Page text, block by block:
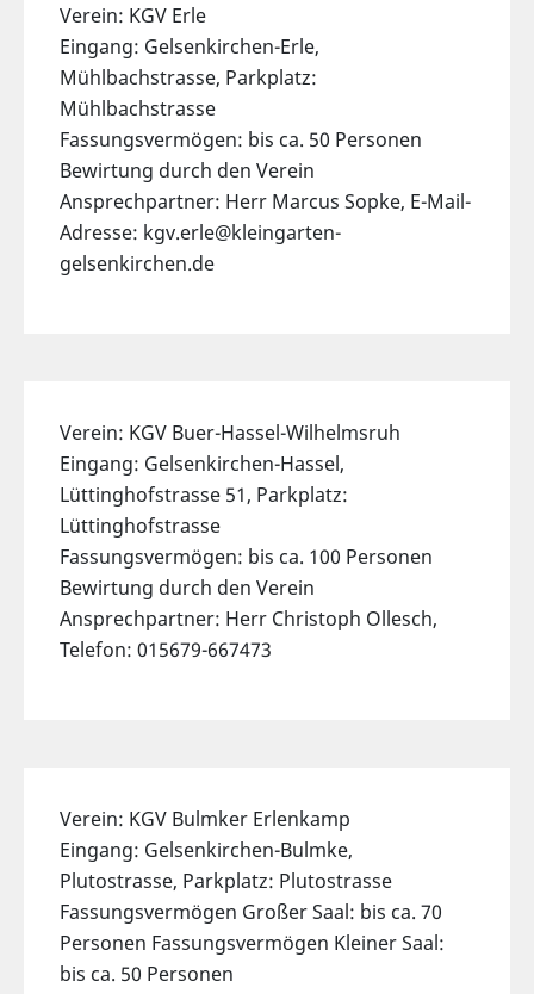
Verein: KGV Erle
Eingang: Gelsenkirchen-Erle,
Mühlbachstrasse, Parkplatz:
Mühlbachstrasse
Fassungsvermögen: bis ca. 50 Personen
Bewirtung durch den Verein
Ansprechpartner: Herr Marcus Sopke, E-Mail-
Adresse: kgv.erle@kleingarten-
gelsenkirchen.de
Verein: KGV Buer-Hassel-Wilhelmsruh
Eingang: Gelsenkirchen-Hassel,
Lüttinghofstrasse 51, Parkplatz:
Lüttinghofstrasse
Fassungsvermögen: bis ca. 100 Personen
Bewirtung durch den Verein
Ansprechpartner: Herr Christoph Ollesch,
Telefon: 015679-667473
Verein: KGV Bulmker Erlenkamp
Eingang: Gelsenkirchen-Bulmke,
Plutostrasse, Parkplatz: Plutostrasse
Fassungsvermögen Großer Saal: bis ca. 70
Personen Fassungsvermögen Kleiner Saal:
bis ca. 50 Personen